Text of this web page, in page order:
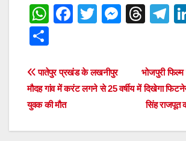
W
s
A
p
p
F
e
b
o
T
er
M
n
er
T
a
d
s
T
gr
a
m
ar
e
Post
navigation
भोजपुरी
में दिखेगा
सिंह
पातेपुर प्रखंड के लखनीपुर
मौदह गांव में करंट लगने से 25 वर्षीय
युवक की मौत